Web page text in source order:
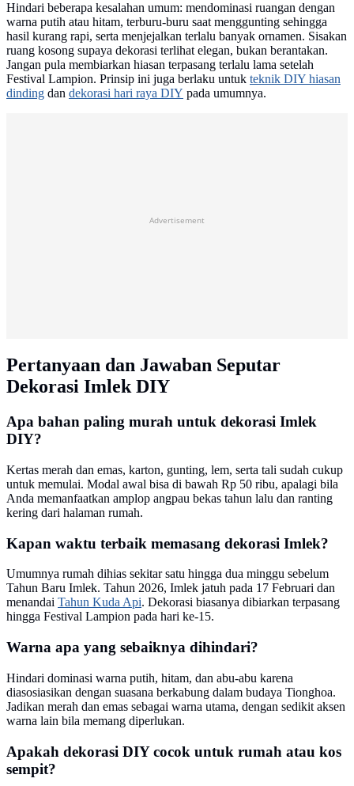
Hindari beberapa kesalahan umum: mendominasi ruangan dengan
warna putih atau hitam, terburu-buru saat menggunting sehingga
hasil kurang rapi, serta menjejalkan terlalu banyak ornamen. Sisakan
ruang kosong supaya dekorasi terlihat elegan, bukan berantakan.
Jangan pula membiarkan hiasan terpasang terlalu lama setelah
Festival Lampion. Prinsip ini juga berlaku untuk teknik DIY hiasan
dinding dan dekorasi hari raya DIY pada umumnya.
Advertisement
Pertanyaan dan Jawaban Seputar
Dekorasi Imlek DIY
Apa bahan paling murah untuk dekorasi Imlek
DIY?
Kertas merah dan emas, karton, gunting, lem, serta tali sudah cukup
untuk memulai. Modal awal bisa di bawah Rp 50 ribu, apalagi bila
Anda memanfaatkan amplop angpau bekas tahun lalu dan ranting
kering dari halaman rumah.
Kapan waktu terbaik memasang dekorasi Imlek?
Umumnya rumah dihias sekitar satu hingga dua minggu sebelum
Tahun Baru Imlek. Tahun 2026, Imlek jatuh pada 17 Februari dan
menandai Tahun Kuda Api. Dekorasi biasanya dibiarkan terpasang
hingga Festival Lampion pada hari ke-15.
Warna apa yang sebaiknya dihindari?
Hindari dominasi warna putih, hitam, dan abu-abu karena
diasosiasikan dengan suasana berkabung dalam budaya Tionghoa.
Jadikan merah dan emas sebagai warna utama, dengan sedikit aksen
warna lain bila memang diperlukan.
Apakah dekorasi DIY cocok untuk rumah atau kos
sempit?